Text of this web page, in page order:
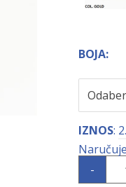
BOJA:
IZNOS:
-